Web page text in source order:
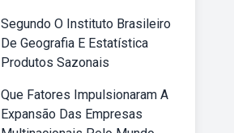
Segundo O Instituto Brasileiro
De Geografia E Estatística
Produtos Sazonais
Que Fatores Impulsionaram A
Expansão Das Empresas